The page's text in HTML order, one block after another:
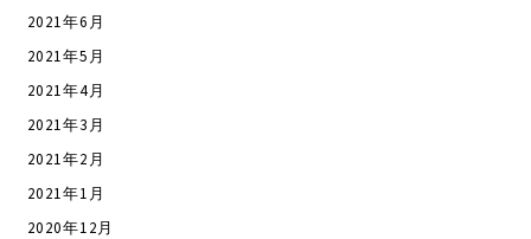
2021年6月
2021年5月
2021年4月
2021年3月
2021年2月
2021年1月
2020年12月